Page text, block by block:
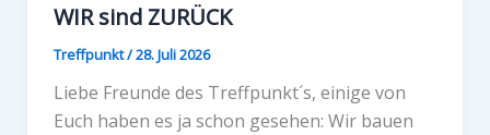
WIR sind ZURÜCK
Treffpunkt/28. Juli 2026
Liebe Freunde des Treffpunkt´s, einige von
Euch haben es ja schon gesehen: Wir bauen